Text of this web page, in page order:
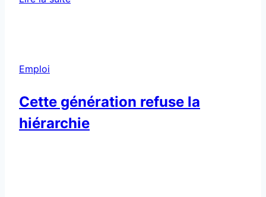
Emploi
Cette génération refuse la
hiérarchie